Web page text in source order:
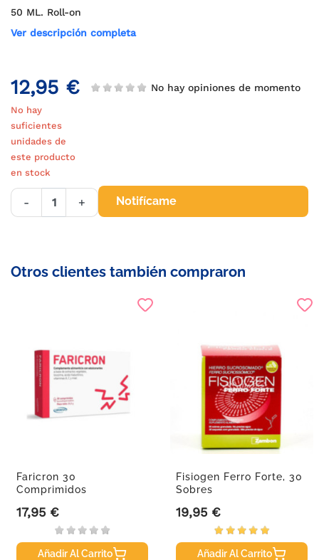
50 ML. Roll-on
Ver descripción completa
12,95 € No hay opiniones de momento
No hay
suficientes
unidades de
este producto
en stock
- + Notifícame
Otros clientes también compraron
Faricron 30
Comprimidos
Precio
17,95 €
Añadir Al Carrito
Fisiogen Ferro Forte, 30
Sobres
Precio
19,95 €
Añadir Al Carrito